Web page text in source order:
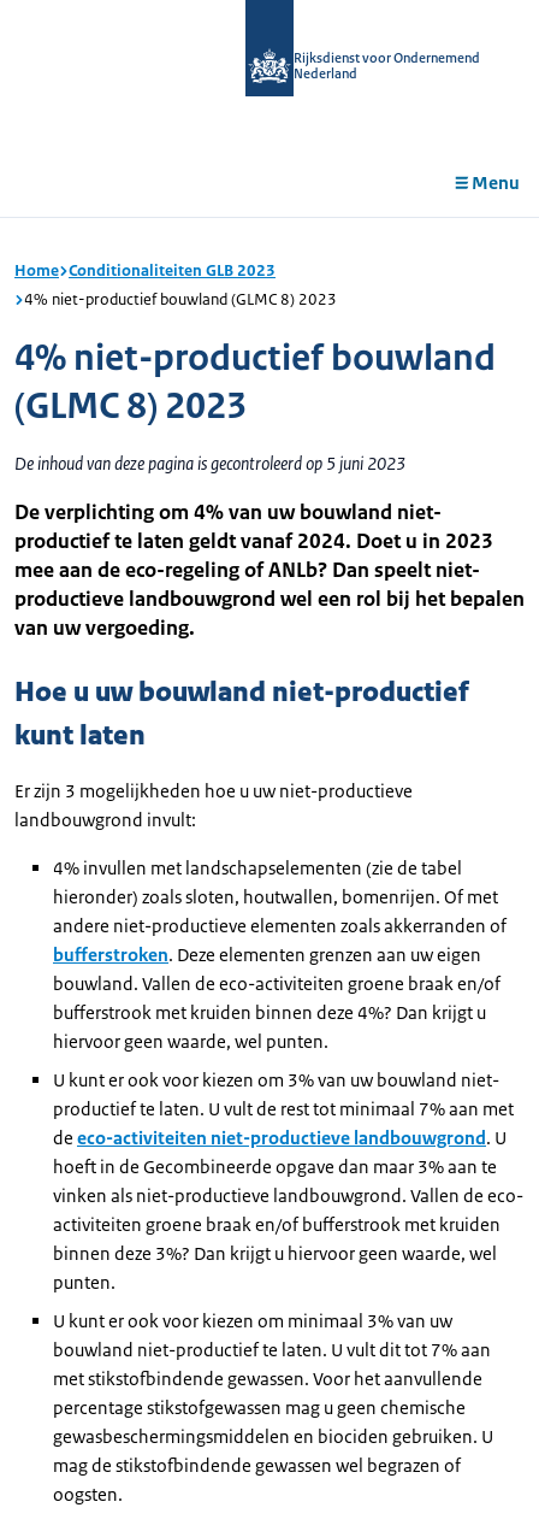
Rijksdienst voor Ondernemend
Nederland
Menu
Home Conditionaliteiten GLB 2023
4% niet-productief bouwland (GLMC 8) 2023
4% niet-productief bouwland
(GLMC 8) 2023
De inhoud van deze pagina is gecontroleerd op 5 juni 2023
De verplichting om 4% van uw bouwland niet-
productief te laten geldt vanaf 2024. Doet u in 2023
mee aan de eco-regeling of ANLb? Dan speelt niet-
productieve landbouwgrond wel een rol bij het bepalen
van uw vergoeding.
Hoe u uw bouwland niet-productief
kunt laten
Er zijn 3 mogelijkheden hoe u uw niet-productieve
landbouwgrond invult:
4% invullen met landschapselementen (zie de tabel
hieronder) zoals sloten, houtwallen, bomenrijen. Of met
andere niet-productieve elementen zoals akkerranden of
bufferstroken. Deze elementen grenzen aan uw eigen
bouwland. Vallen de eco-activiteiten groene braak en/of
bufferstrook met kruiden binnen deze 4%? Dan krijgt u
hiervoor geen waarde, wel punten.
U kunt er ook voor kiezen om 3% van uw bouwland niet-
productief te laten. U vult de rest tot minimaal 7% aan met
de eco-activiteiten niet-productieve landbouwgrond. U
hoeft in de Gecombineerde opgave dan maar 3% aan te
vinken als niet-productieve landbouwgrond. Vallen de eco-
activiteiten groene braak en/of bufferstrook met kruiden
binnen deze 3%? Dan krijgt u hiervoor geen waarde, wel
punten.
U kunt er ook voor kiezen om minimaal 3% van uw
bouwland niet-productief te laten. U vult dit tot 7% aan
met stikstofbindende gewassen. Voor het aanvullende
percentage stikstofgewassen mag u geen chemische
gewasbeschermingsmiddelen en biociden gebruiken. U
mag de stikstofbindende gewassen wel begrazen of
oogsten.